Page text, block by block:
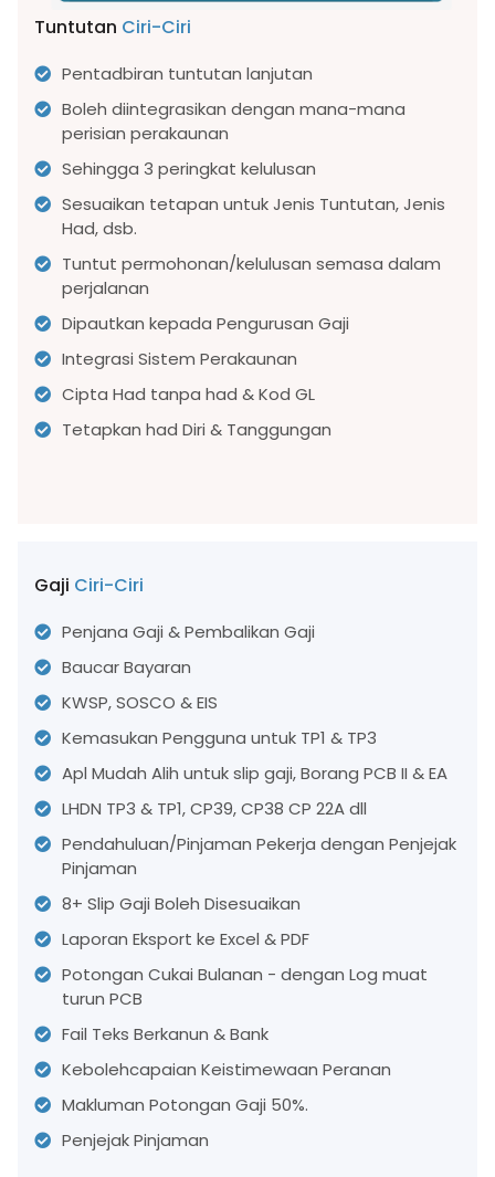
Tuntutan Ciri-Ciri
Pentadbiran tuntutan lanjutan
Boleh diintegrasikan dengan mana-mana
perisian perakaunan
Sehingga 3 peringkat kelulusan
Sesuaikan tetapan untuk Jenis Tuntutan, Jenis
Had, dsb.
Tuntut permohonan/kelulusan semasa dalam
perjalanan
Dipautkan kepada Pengurusan Gaji
Integrasi Sistem Perakaunan
Cipta Had tanpa had & Kod GL
Tetapkan had Diri & Tanggungan
Gaji Ciri-Ciri
Penjana Gaji & Pembalikan Gaji
Baucar Bayaran
KWSP, SOSCO & EIS
Kemasukan Pengguna untuk TP1 & TP3
Apl Mudah Alih untuk slip gaji, Borang PCB II & EA
LHDN TP3 & TP1, CP39, CP38 CP 22A dll
Pendahuluan/Pinjaman Pekerja dengan Penjejak
Pinjaman
8+ Slip Gaji Boleh Disesuaikan
Laporan Eksport ke Excel & PDF
Potongan Cukai Bulanan - dengan Log muat
turun PCB
Fail Teks Berkanun & Bank
Kebolehcapaian Keistimewaan Peranan
Makluman Potongan Gaji 50%.
Penjejak Pinjaman